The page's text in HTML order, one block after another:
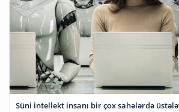
Süni intellekt insanı bir çox sahələrdə